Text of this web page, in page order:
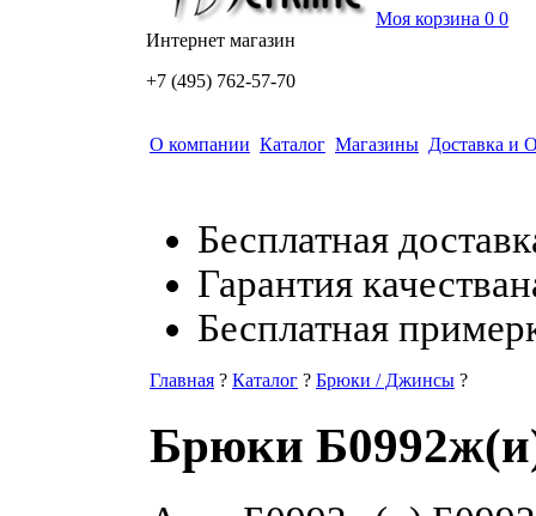
Моя корзина 0 0
Интернет магазин
+7 (495) 762-57-70
О компании Каталог Магазины Доставка и
Бесплатная
Гарантия качества
Бесплатная
Главная ? Каталог ? Брюки / Джинсы ?
Брюки